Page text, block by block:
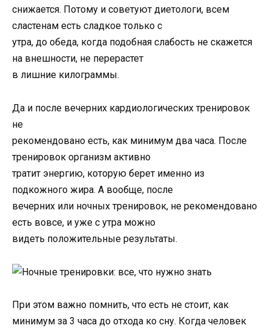
снижается. Потому и советуют диетологи, всем
сластенам есть сладкое только с
утра, до обеда, когда подобная слабость не скажется
на внешности, не перерастет
в лишние килограммы.
Да и после вечерних кардиологических тренировок
не
рекомендовано есть, как минимум два часа. После
тренировок организм активно
тратит энергию, которую берет именно из
подкожного жира. А вообще, после
вечерних или ночных тренировок, не рекомендовано
есть вовсе, и уже с утра можно
видеть положительные результаты.
При этом важно помнить, что есть не стоит, как
минимум за 3 часа до отхода ко сну. Когда человек